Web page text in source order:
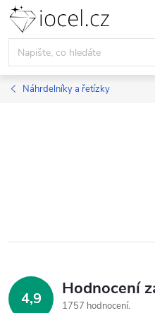
Přejít
obsah
Náhrdelníky a řetízky
4,9 Hodnocení
1757 hodnocení